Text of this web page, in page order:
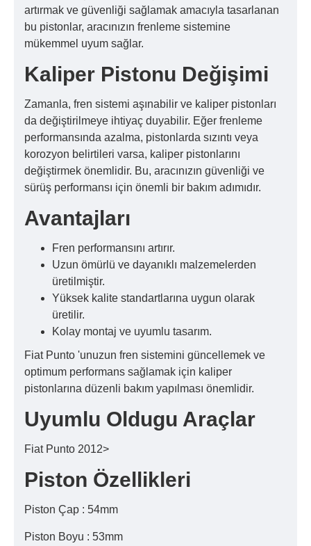
artırmak ve güvenliği sağlamak amacıyla tasarlanan
bu pistonlar, aracınızın frenleme sistemine
mükemmel uyum sağlar.
Kaliper Pistonu Değişimi
Zamanla, fren sistemi aşınabilir ve kaliper pistonları
da değiştirilmeye ihtiyaç duyabilir. Eğer frenleme
performansında azalma, pistonlarda sızıntı veya
korozyon belirtileri varsa, kaliper pistonlarını
değiştirmek önemlidir. Bu, aracınızın güvenliği ve
sürüş performansı için önemli bir bakım adımıdır.
Avantajları
Fren performansını artırır.
Uzun ömürlü ve dayanıklı malzemelerden
üretilmiştir.
Yüksek kalite standartlarına uygun olarak
üretilir.
Kolay montaj ve uyumlu tasarım.
Fiat Punto 'unuzun fren sistemini güncellemek ve
optimum performans sağlamak için kaliper
pistonlarına düzenli bakım yapılması önemlidir.
Uyumlu Oldugu Araçlar
Fiat Punto 2012>
Piston Özellikleri
Piston Çap : 54mm
Piston Boyu : 53mm